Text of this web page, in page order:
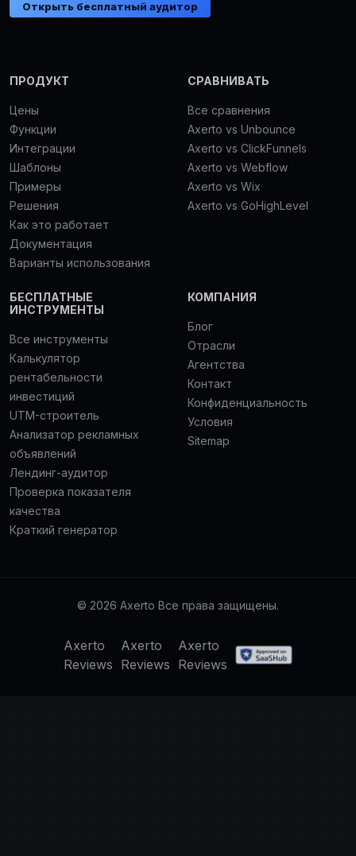
Открыть бесплатный аудитор
ПРОДУКТ
Цены
Функции
Интеграции
Шаблоны
Примеры
Решения
Как это работает
Документация
Варианты использования
СРАВНИВАТЬ
Все сравнения
Axerto vs Unbounce
Axerto vs ClickFunnels
Axerto vs Webflow
Axerto vs Wix
Axerto vs GoHighLevel
БЕСПЛАТНЫЕ
ИНСТРУМЕНТЫ
Все инструменты
Калькулятор
рентабельности
инвестиций
UTM-строитель
Анализатор рекламных
объявлений
Лендинг-аудитор
Проверка показателя
качества
Краткий генератор
КОМПАНИЯ
Блог
Отрасли
Агентства
Контакт
Конфиденциальность
Условия
Sitemap
© 2026 Axerto Все права защищены.
Axerto
Reviews
Axerto
Reviews
Axerto
Reviews